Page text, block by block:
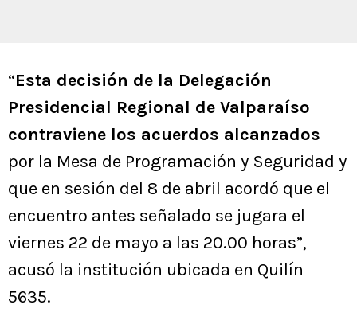
“Esta decisión de la Delegación
Presidencial Regional de Valparaíso
contraviene los acuerdos alcanzados
por la Mesa de Programación y Seguridad y
que en sesión del 8 de abril acordó que el
encuentro antes señalado se jugara el
viernes 22 de mayo a las 20.00 horas”,
acusó la institución ubicada en Quilín
5635.